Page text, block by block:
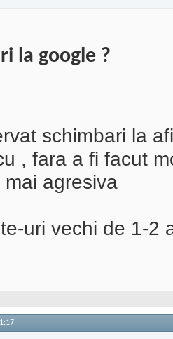
la google ?
schimbari la
, fara a fi facut
agresiva
uri vechi de 1-2